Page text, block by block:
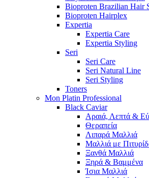
Bioproten Brazilian Hair
Bioproten Hairplex
Expertia
Expertia Care
Expertia Styling
Seri
Seri Care
Seri Natural Line
Seri Styling
Toners
Mon Platin Professional
Black Caviar
Αραιά, Λεπτά &
Θεραπεία
Λιπαρά Μαλλιά
Μαλλιά με
Ξανθά Μαλλιά
Ξηρά & Βαμμένα
Ίσια Μαλλιά